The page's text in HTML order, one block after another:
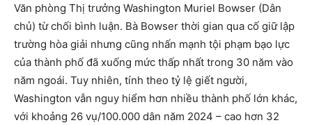
Văn phòng Thị trưởng Washington Muriel Bowser (Dân
chủ) từ chối bình luận. Bà Bowser thời gian qua cố giữ lập
trường hòa giải nhưng cũng nhấn mạnh tội phạm bạo lực
của thành phố đã xuống mức thấp nhất trong 30 năm vào
năm ngoái. Tuy nhiên, tính theo tỷ lệ giết người,
Washington vẫn nguy hiểm hơn nhiều thành phố lớn khác,
với khoảng 26 vụ/100.000 dân năm 2024 – cao hơn 32